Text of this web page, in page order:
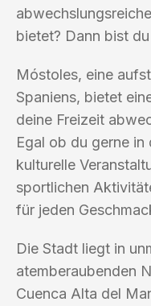
bietet? Dann bist
Móstoles, eine
Spaniens, bietet
deine Freizeit
Egal ob du gerne
kulturelle
sportlichen
für jeden
Die Stadt liegt in
atemberaubenden
Cuenca Alta del